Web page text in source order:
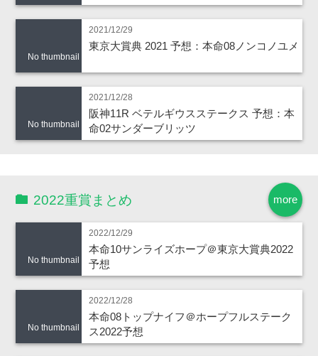
No thumbnail
2021/12/29
東京大賞典 2021 予想：本命08ノンコノユメ
No thumbnail
2021/12/28
阪神11R ベテルギウスステークス 予想：本
命02サンダーブリッツ
more
2022重賞まとめ
No thumbnail
2022/12/29
本命10サンライズホープ＠東京大賞典2022
予想
No thumbnail
2022/12/28
本命08トップナイフ＠ホープフルステーク
ス2022予想